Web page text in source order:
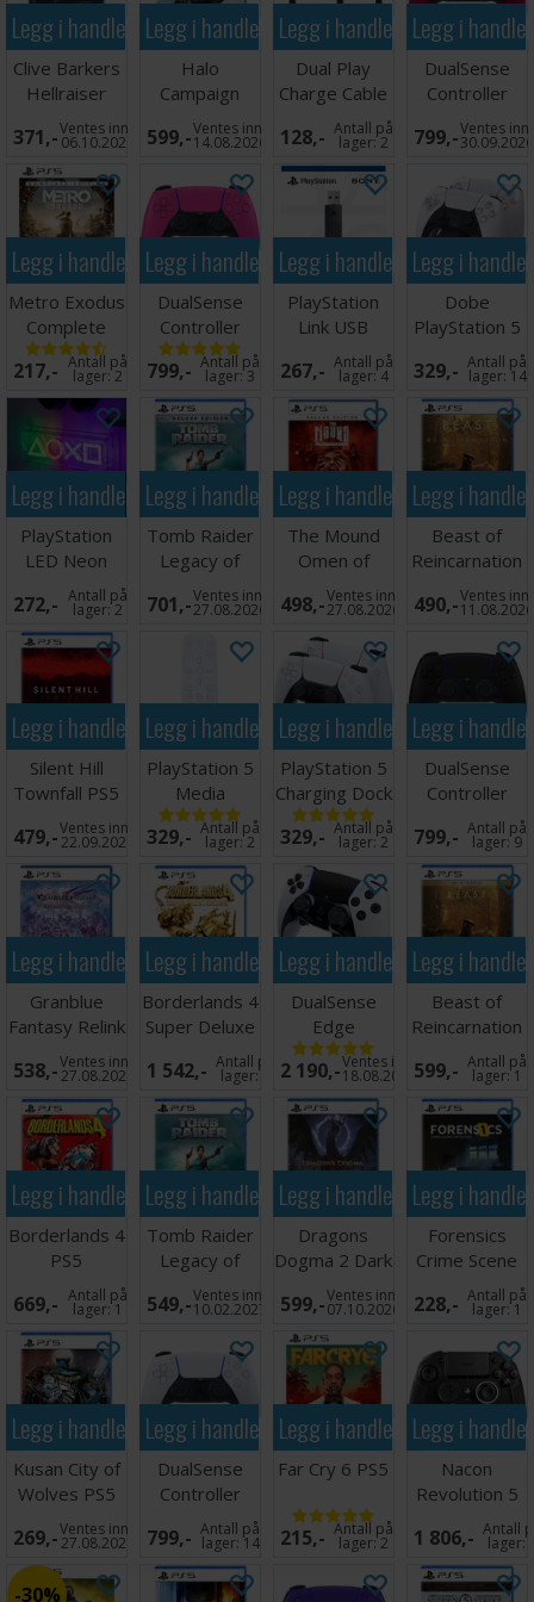
Utgivelsesdato: 13. november 2020
Legg i handlekurven
Clive Barkers
Hellraiser
Revival PS5
371,-Ventes inn
06.10.2026
Legg i handlekurven
Halo
Campaign
Evolved PS5
599,-Ventes inn
14.08.2026
Legg i handlekurven
Dual Play
Charge Cable
3 meter PS5
128,- Antall på
lager:2
Legg i
DualSense
Controller
Cosmic Red
PS5
799,-Ventes inn
30.09.2026
Legg i handlekurven
Metro Exodus
Complete
Edition PS5
217,- Antall på
lager:2
Legg i handlekurven
DualSense
Controller
Nova Pink PS5
799,- Antall på
lager:3
Legg i handlekurven
PlayStation
Link USB
Adapter
PS5/PC
267,- Antall på
lager:4
Legg i
Dobe
PlayStation 5
Charging Dock
m/lys
329,- Antall på
lager: 14
Legg i handlekurven
PlayStation
LED Neon
Light - 30 cm
272,- Antall på
lager:2
Legg i handlekurven
Tomb Raider
Legacy of
Atlantis DE
PS5
701,-Ventes inn
27.08.2026
Legg i handlekurven
The Mound
Omen of
Cthulhu PS5
498,-Ventes inn
27.08.2026
Legg i
Beast of
Reincarnation
PS5
490,-Ventes inn
11.08.2026
Legg i handlekurven
Silent Hill
Townfall PS5
479,-Ventes inn
22.09.2026
Legg i handlekurven
PlayStation 5
Media
Remote PS5
329,- Antall på
lager:2
Legg i handlekurven
PlayStation 5
Charging Dock
PS5
329,- Antall på
lager:2
Legg i
DualSense
Controller
Midnight Black
PS5
799,- Antall på
lager:9
Legg i handlekurven
Granblue
Fantasy Relink
PS5
538,-Ventes inn
27.08.2026
Legg i handlekurven
Borderlands 4
Super Deluxe
Edition PS5
1 542,- Antall på
lager:
Legg i handlekurven
DualSense
Edge
Controller PS5
2 190,-Ventes inn
18.08.2026
Legg i
Beast of
Reincarnation
Deluxe Ed
PS5
599,- Antall på
lager:1
Legg i handlekurven
Borderlands 4
PS5
669,- Antall på
lager:1
Legg i handlekurven
Tomb Raider
Legacy of
Atlantis PS5
549,-Ventes inn
10.02.2027
Legg i handlekurven
Dragons
Dogma 2 Dark
Arisen PS5
599,-Ventes inn
07.10.2026
Legg i
Forensics
Crime Scene
Detective PS5
228,- Antall på
lager:1
Legg i handlekurven
Kusan City of
Wolves PS5
269,-Ventes inn
27.08.2026
Legg i handlekurven
DualSense
Controller
White PS5
799,- Antall på
lager: 14
Legg i handlekurven
Far Cry 6 PS5
215,- Antall på
lager:2
Legg i
Nacon
Revolution 5
Pro Controller
Black
1 806,- Antall
lager:
30%